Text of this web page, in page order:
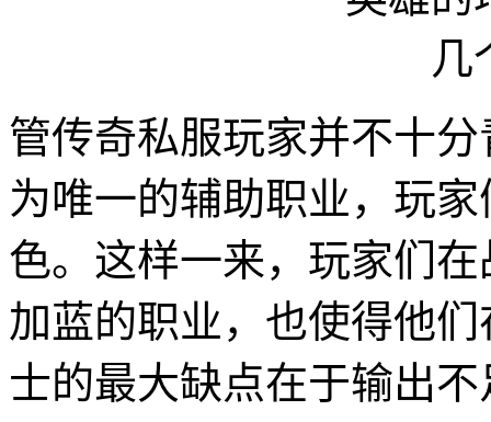
管传奇私服玩家并不十
为唯一的辅助职业，玩
色。这样一来，玩家们
加蓝的职业，也使得他
士的最大缺点在于输出